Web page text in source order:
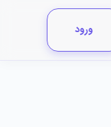
ورود